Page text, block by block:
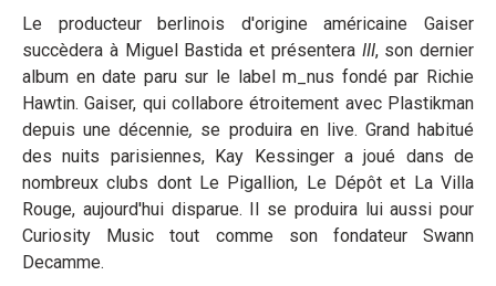
Le producteur berlinois d'origine américaine Gaiser
succèdera à Miguel Bastida et présentera III, son dernier
album en date paru sur le label m_nus fondé par Richie
Hawtin. Gaiser, qui collabore étroitement avec Plastikman
depuis une décennie, se produira en live. Grand habitué
des nuits parisiennes, Kay Kessinger a joué dans de
nombreux clubs dont Le Pigallion, Le Dépôt et La Villa
Rouge, aujourd'hui disparue. Il se produira lui aussi pour
Curiosity Music tout comme son fondateur Swann
Decamme.